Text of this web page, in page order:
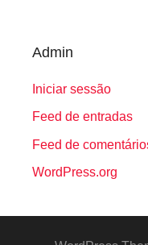
Admin
Iniciar sessão
Feed de entradas
Feed de
WordPress.org